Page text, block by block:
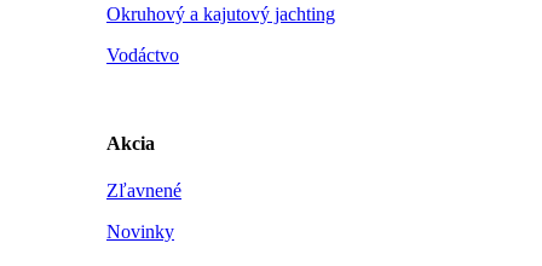
Okruhový a kajutový jachting
Vodáctvo
Akcia
Zľavnené
Novinky